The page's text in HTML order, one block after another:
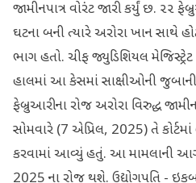
જામીનપાત્ર વોરંટ જારી કર્યું છ. ૨૨
ઘટના બની ત્યારે અરોરા ખાન સાથે
ભાગ હતો. ચીફ જ્યુડિશિયલ
હાલમાં આ કેસમાં સાક્ષીઓની જુબાની
ફેબ્રુઆરીના રોજ અરોરા વિરુદ્ધ
સોમવારે (7 એપ્રિલ, 2025) તે
કરવામાં આવ્યું હતું. આ મામલાની
2025 ના રોજ થશે. ઉદ્યોગપતિ -